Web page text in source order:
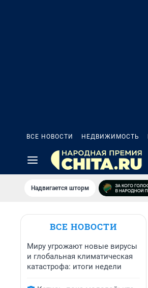
ВСЕ НОВОСТИ НЕДВИЖИМОСТЬ
Надвигается шторм
ВСЕ НОВОСТИ
Миру угрожают новые вирусы
и глобальная климатическая
катастрофа: итоги недели